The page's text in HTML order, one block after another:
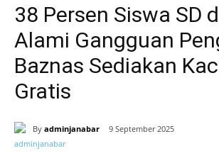
38 Persen Siswa SD
Alami Gangguan
Baznas Sediakan
Gratis
By adminjanabar 9 September 2025